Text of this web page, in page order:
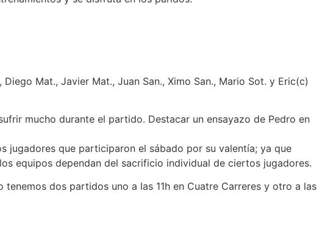
Mat., Javier Mat., Juan San., Ximo San., Mario Sot. y Eric(c)
mucho durante el partido. Destacar un ensayazo de Pedro en
jugadores que participaron el sábado por su valentía; ya que
equipos dependan del sacrificio individual de ciertos jugadores.
dos partidos uno a las 11h en Cuatre Carreres y otro a las